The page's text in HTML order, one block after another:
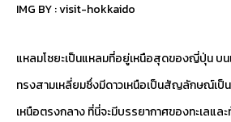
IMG BY :visit-hokkaido
แหลมโซยะเป็นแหลมที่อยู่เหนือสุดของญี่ปุ่น บ
ทรงสามเหลี่ยมซึ่งมีดาวเหนือเป็นสัญลักษณ์เป็
เหนือตรงกลาง ที่นี่จะมีบรรยากาศของทะเลแ